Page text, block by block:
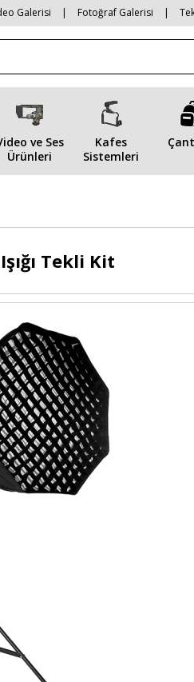
Galerisi | Fotoğraf Galerisi |
ve Ses
Ürünleri
Kafes
Sistemleri
Tekli Kit